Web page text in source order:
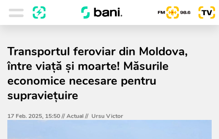
Transportul feroviar din Moldova,
între viață și moarte! Măsurile
economice necesare pentru
supraviețuire
17 Feb. 2025, 15:50 //Actual// Ursu Victor